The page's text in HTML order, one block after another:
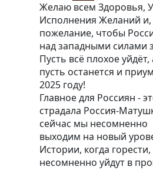
Желаю всем Здоровья,
Исполнения Желаний
пожелание, чтобы
над западными силами
Пусть всё плохое
пусть останется и
2025 году!
Главное для Россиян -
страдала Россия-
сейчас мы несомненно
выходим на новый
Истории, когда
несомненно уйдут в